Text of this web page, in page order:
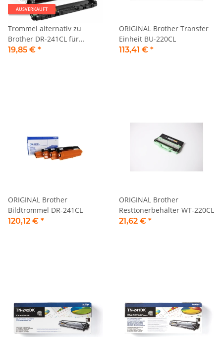
AUSVERKAUFT
Trommel alternativ zu
Brother DR-241CL für
Brother Drucker gelb
19,85 € *
ORIGINAL Brother Transfer
Einheit BU-220CL
113,41 € *
ORIGINAL Brother
Bildtrommel DR-241CL
120,12 € *
ORIGINAL Brother
Resttonerbehälter WT-220CL
21,62 € *